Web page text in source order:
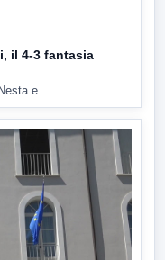
il 4-3 fantasia
e...